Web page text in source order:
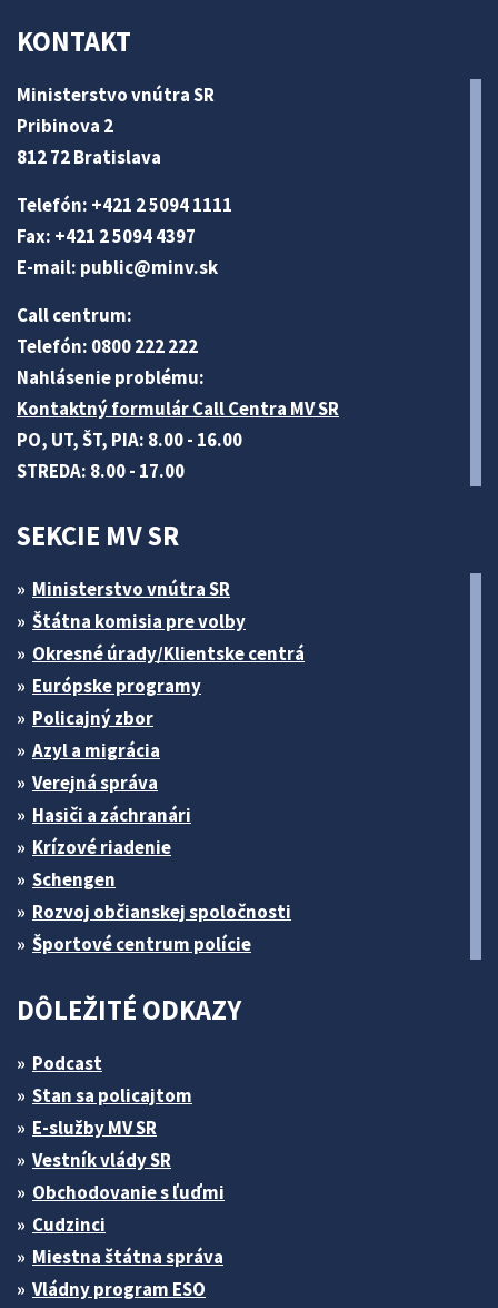
KONTAKT
Ministerstvo vnútra SR
Pribinova 2
812 72 Bratislava
Telefón: +421 2 5094 1111
Fax: +421 2 5094 4397
E-mail: public@minv.sk
Call centrum:
Telefón: 0800 222 222
Nahlásenie problému:
Kontaktný formulár Call Centra MV SR
PO, UT, ŠT, PIA: 8.00 - 16.00
STREDA: 8.00 - 17.00
SEKCIE MV SR
Ministerstvo vnútra SR
Štátna komisia pre volby
Okresné úrady/Klientske centrá
Európske programy
Policajný zbor
Azyl a migrácia
Verejná správa
Hasiči a záchranári
Krízové riadenie
Schengen
Rozvoj občianskej spoločnosti
Športové centrum polície
DÔLEŽITÉ ODKAZY
Podcast
Stan sa policajtom
E-služby MV SR
Vestník vlády SR
Obchodovanie s ľuďmi
Cudzinci
Miestna štátna správa
Vládny program ESO